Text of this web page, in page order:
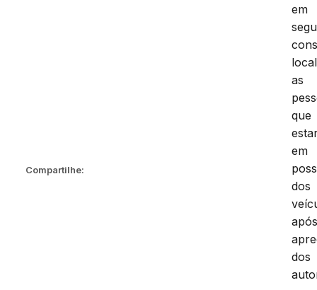
Compartilhe:
em
as
que
em
dos
dos